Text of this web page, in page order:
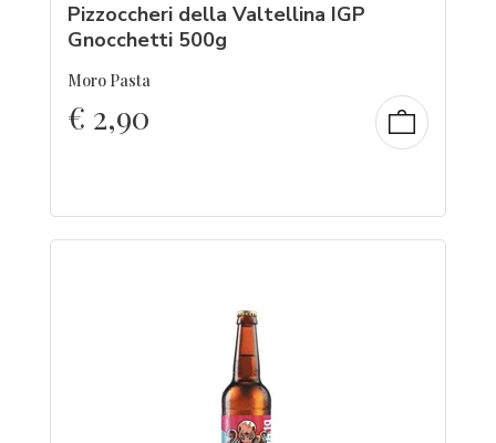
Pizzoccheri della Valtellina IGP
Gnocchetti 500g
Moro Pasta
€ 2,90